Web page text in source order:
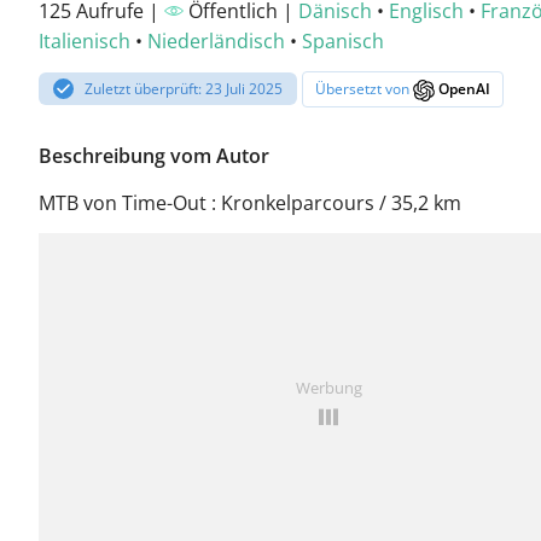
125 Aufrufe | Öffentlich | Dänisch • Englisch •
Italienisch • Niederländisch • Spanisch
Zuletzt überprüft: 23 Juli 2025 Übersetzt von OpenAI
Beschreibung vom Autor
MTB von Time-Out : Kronkelparcours / 35,2 km
Werbung